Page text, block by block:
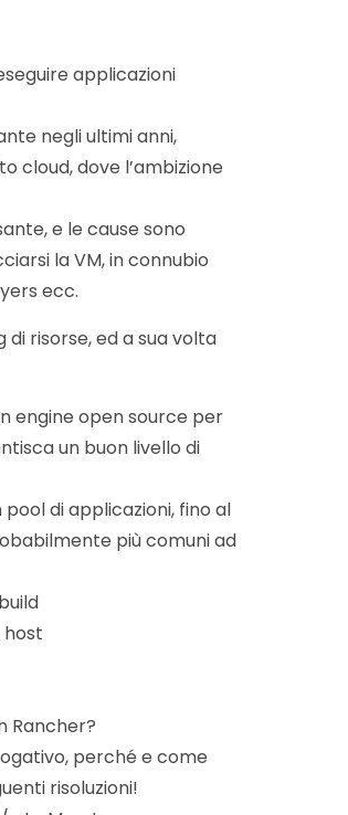
applicazioni
negli ultimi anni,
cloud, dove l’ambizione
e le cause sono
la VM, in connubio
ecc.
risorse, ed a sua volta
engine open source per
un buon livello di
di applicazioni, fino al
più comuni ad
Rancher?
perché e come
risoluzioni!